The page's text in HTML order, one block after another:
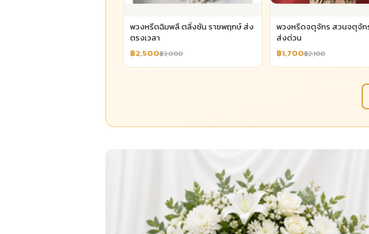
พวงหรีดฉิมพลี ตลิ่งชัน ราชพฤกษ์ ส่ง
ตรงเวลา
฿2,500฿3,000
พวงหรีดจตุจักร สวนจตุจัก
ส่งด่วน
฿1,700฿2,100